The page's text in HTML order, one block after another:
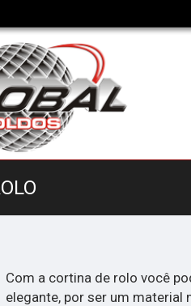
Com a cortina de rolo você
elegante, por ser um